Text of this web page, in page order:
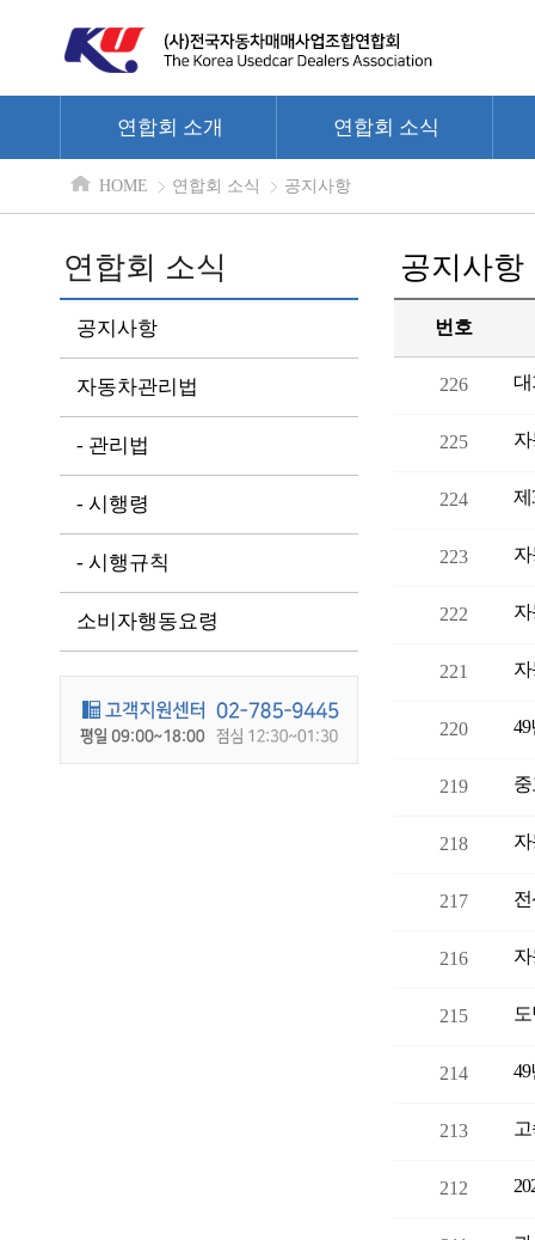
연합회 소개 연합회 소식
HOME 연합회 소식 공지사항
연합회 소식
공지사항
자동차관리법
- 관리법
- 시행령
- 시행규칙
소비자행동요령
공지사항
번호
226 대
225
224 제
223
222
221
220
219
218
217
216
215
214
213
212